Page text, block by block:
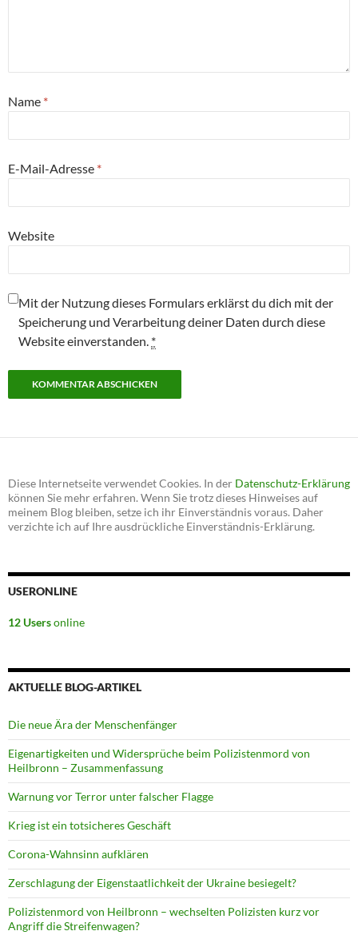
Name *
E-Mail-Adresse *
Website
Mit der Nutzung dieses Formulars erklärst du dich mit der
Speicherung und Verarbeitung deiner Daten durch diese
Website einverstanden. *
Diese Internetseite verwendet Cookies. In der Datenschutz-Erklärung
können Sie mehr erfahren. Wenn Sie trotz dieses Hinweises auf
meinem Blog bleiben, setze ich ihr Einverständnis voraus. Daher
verzichte ich auf Ihre ausdrückliche Einverständnis-Erklärung.
USERONLINE
12 Usersonline
AKTUELLE BLOG-ARTIKEL
Die neue Ära der Menschenfänger
Eigenartigkeiten und Widersprüche beim Polizistenmord von
Heilbronn – Zusammenfassung
Warnung vor Terror unter falscher Flagge
Krieg ist ein totsicheres Geschäft
Corona-Wahnsinn aufklären
Zerschlagung der Eigenstaatlichkeit der Ukraine besiegelt?
Polizistenmord von Heilbronn – wechselten Polizisten kurz vor
Angriff die Streifenwagen?